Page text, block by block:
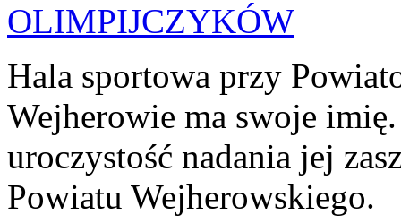
Hala sportowa przy
Wejherowie ma swoje
uroczystość nadania jej
Powiatu Wejherowskiego.